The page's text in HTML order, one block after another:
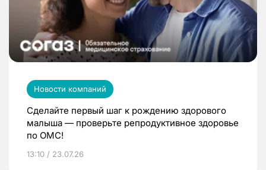
Новости компаний
Сделайте первый шаг к рождению здорового
малыша — проверьте репродуктивное здоровье
по ОМС!
13:10 / 23.07.26